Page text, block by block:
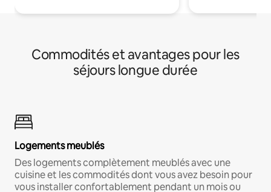
Commodités et avantages pour les
séjours longue durée
Logements meublés
Des logements complètement meublés avec une
cuisine et les commodités dont vous avez besoin pour
vous installer confortablement pendant un mois ou